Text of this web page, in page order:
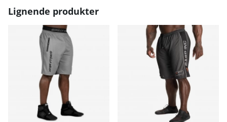
Lignende produkter